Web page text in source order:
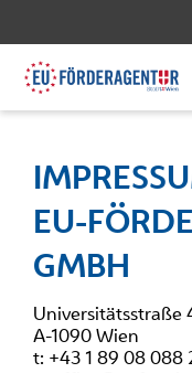
EU-
GMBH
Universitätsstraße
A-1090 Wien
t: +43 1 89 08 088